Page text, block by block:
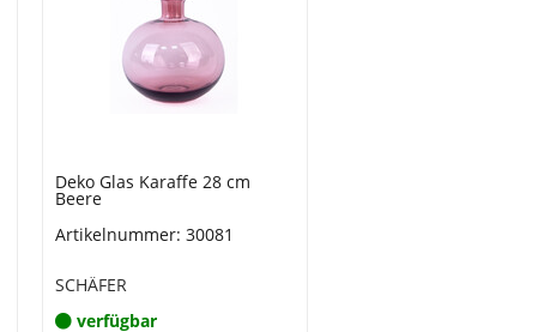
Deko Glas Karaffe 28 cm
Beere
Artikelnummer: 30081
SCHÄFER
verfügbar